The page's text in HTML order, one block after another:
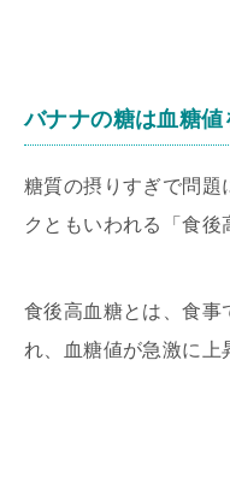
バナナの糖は血糖
糖質の摂りすぎで問題
クともいわれる「食後
食後高血糖とは、食事
れ、血糖値が急激に上